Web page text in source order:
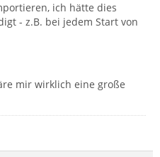
ich hätte dies
- z.B. bei jedem Start von
mir wirklich eine große